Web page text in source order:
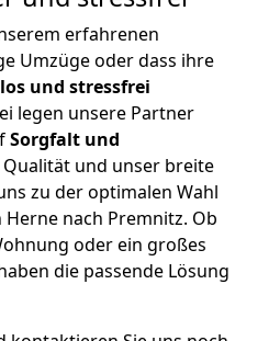
erfahrenen
Umzüge oder dass ihre
und stressfrei
legen unsere Partner
Sorgfalt und
Qualität und unser breite
zu der optimalen Wahl
nach Premnitz. Ob
oder ein großes
die passende Lösung